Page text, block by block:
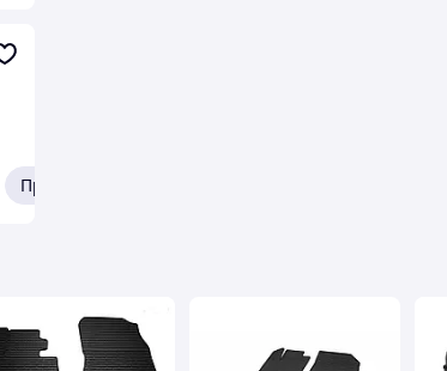
Про продавця